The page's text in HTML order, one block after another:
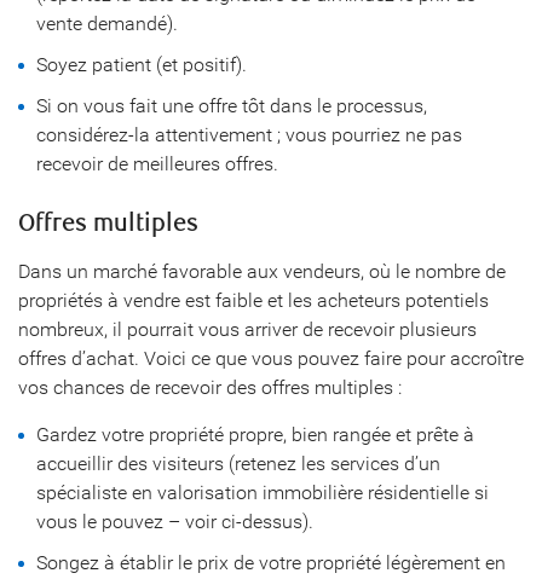
vente demandé).
Soyez patient (et positif).
Si on vous fait une offre tôt dans le processus,
considérez-la attentivement ; vous pourriez ne pas
recevoir de meilleures offres.
Offres multiples
Dans un marché favorable aux vendeurs, où le nombre de
propriétés à vendre est faible et les acheteurs potentiels
nombreux, il pourrait vous arriver de recevoir plusieurs
offres d’achat. Voici ce que vous pouvez faire pour accroître
vos chances de recevoir des offres multiples :
Gardez votre propriété propre, bien rangée et prête à
accueillir des visiteurs (retenez les services d’un
spécialiste en valorisation immobilière résidentielle si
vous le pouvez – voir ci-dessus).
Songez à établir le prix de votre propriété légèrement en